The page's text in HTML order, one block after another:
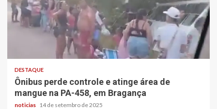
DESTAQUE
Ônibus perde controle e atinge área de
mangue na PA-458, em Bragança
noticias 14 de setembro de 2025